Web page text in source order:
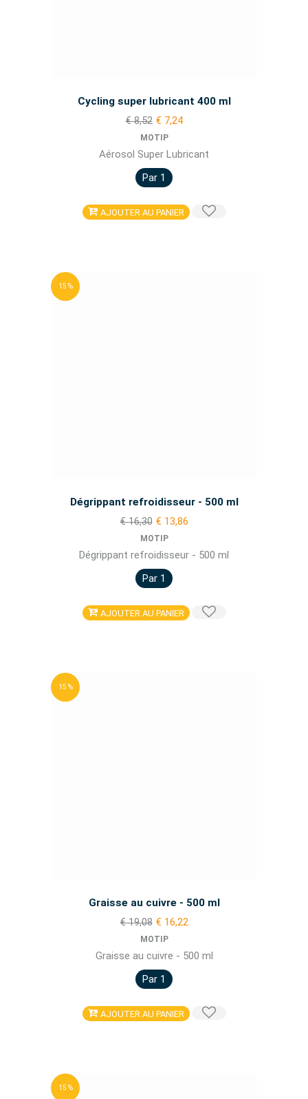
Cycling super lubricant 400 ml
€ 8,52 € 7,24
MOTIP
Aérosol Super Lubricant
Par 1
AJOUTER AU PANIER
15 %
Dégrippant refroidisseur - 500 ml
€ 16,30 € 13,86
MOTIP
Dégrippant refroidisseur - 500 ml
Par 1
AJOUTER AU PANIER
15 %
Graisse au cuivre - 500 ml
€ 19,08 € 16,22
MOTIP
Graisse au cuivre - 500 ml
Par 1
AJOUTER AU PANIER
15 %